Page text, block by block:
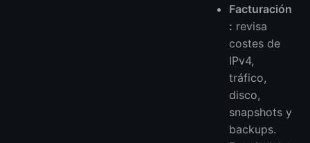
Facturación
: revisa
costes de
IPv4,
tráfico,
disco,
snapshots y
backups.